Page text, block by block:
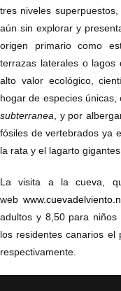
tres niveles
aún sin explorar y
origen primario como
terrazas laterales o
alto valor ecológico,
hogar de especies
subterranea, y por
fósiles de vertebrados ya
la rata y el lagarto
La visita a la cueva,
web
adultos y 8,50 para
los residentes canarios el
respectivamente.